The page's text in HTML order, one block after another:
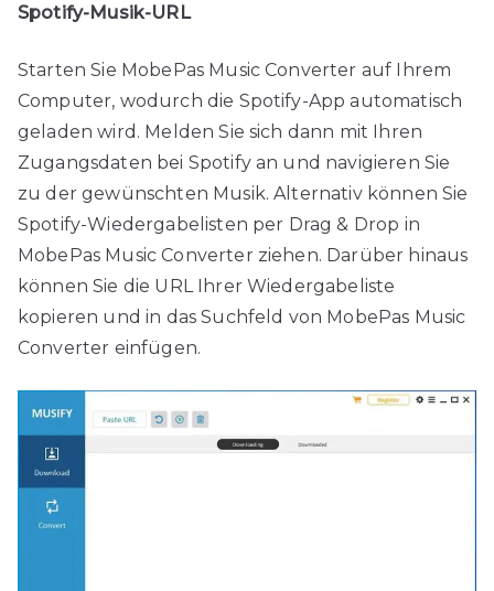
Spotify-Musik-URL
Starten Sie MobePas Music Converter auf Ihrem
Computer, wodurch die Spotify-App automatisch
geladen wird. Melden Sie sich dann mit Ihren
Zugangsdaten bei Spotify an und navigieren Sie
zu der gewünschten Musik. Alternativ können Sie
Spotify-Wiedergabelisten per Drag & Drop in
MobePas Music Converter ziehen. Darüber hinaus
können Sie die URL Ihrer Wiedergabeliste
kopieren und in das Suchfeld von MobePas Music
Converter einfügen.